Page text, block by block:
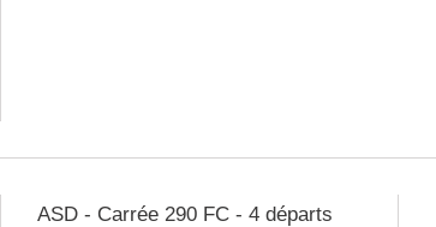
ASD - Carrée 290 FC - 4 départs